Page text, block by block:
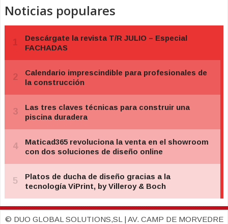
Noticias populares
© DUO GLOBAL SOLUTIONS,SL | AV. CAMP DE MORVEDRE